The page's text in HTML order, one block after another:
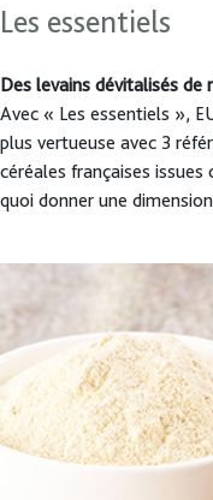
Les essentiels
Des levains dévitalisés de
Avec « Les essentiels »,
plus vertueuse avec 3
céréales françaises
quoi donner une